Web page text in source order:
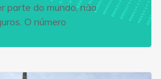
parte do mundo, não
O número